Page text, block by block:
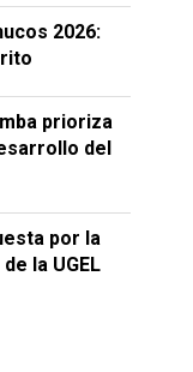
2026:
prioriza
del
por la
la UGEL